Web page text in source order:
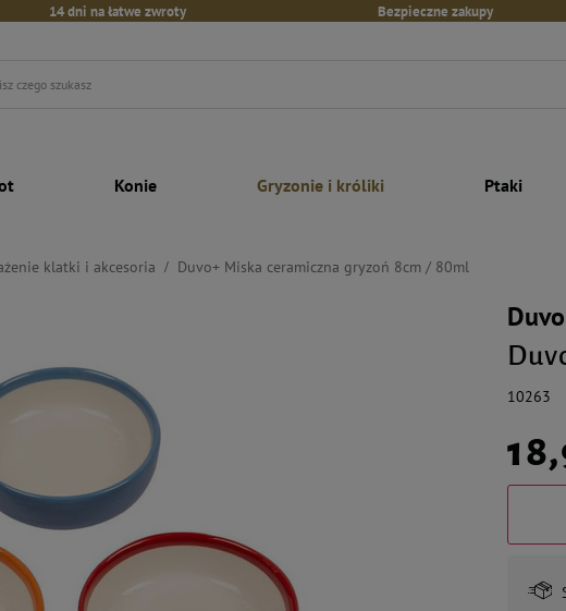
14 dni na łatwe zwroty Bezpieczne zakupy
Konie Gryzonie i króliki Ptaki
klatki i akcesoria Duvo+ Miska ceramiczna gryzoń 8cm / 80ml
10263